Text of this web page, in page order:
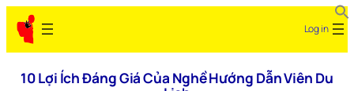
Skip
to
content
Log in
10 Lợi Ích Đáng Giá Của Nghề Hướng Dẫn Viên Du